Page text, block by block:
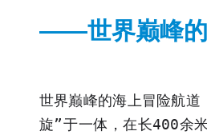
——世界巅峰的
世界巅峰的海上冒险航
旋”于一体，在长400余